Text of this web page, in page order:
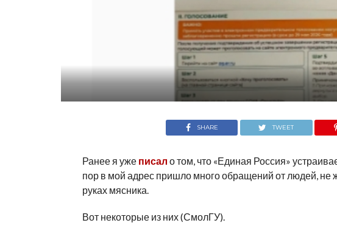
SHARE TWEET
Ранее я уже писал о том, что «Единая Россия»
пор в мой адрес пришло много обращений от людей,
руках мясника.
Вот некоторые из них (СмолГУ).